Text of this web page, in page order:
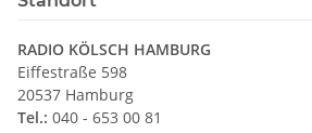
RADIO KÖLSCH HAMBURG
Eiffestraße 598
20537 Hamburg
Tel.: 040 - 653 00 81